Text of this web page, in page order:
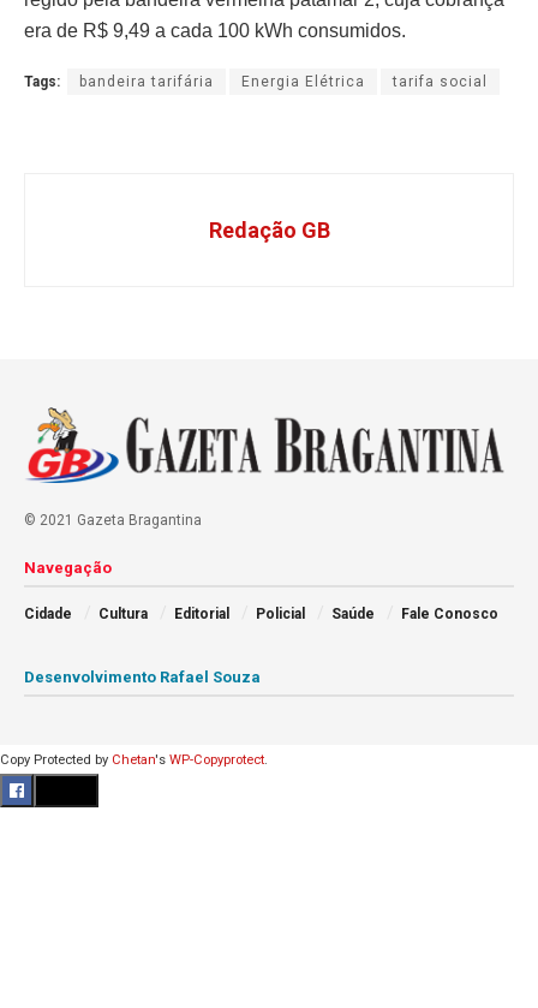
era de R$ 9,49 a cada 100 kWh consumidos.
Tags: bandeira tarifária Energia Elétrica tarifa social
Redação GB
© 2021 Gazeta Bragantina
Navegação
Cidade Cultura Editorial Policial Saúde Fale Conosco
Desenvolvimento Rafael Souza
Copy Protected by Chetan's WP-Copyprotect.